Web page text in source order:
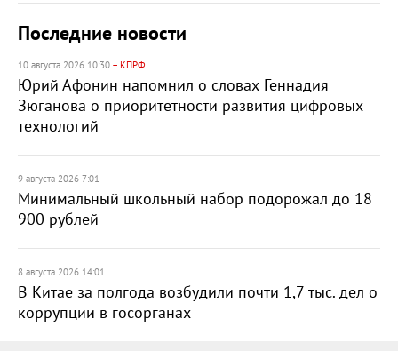
Последние новости
10 августа 2026 10:30 – КПРФ
Юрий Афонин напомнил о словах Геннадия
Зюганова о приоритетности развития цифровых
технологий
9 августа 2026 7:01
Минимальный школьный набор подорожал до 18
900 рублей
8 августа 2026 14:01
В Китае за полгода возбудили почти 1,7 тыс. дел о
коррупции в госорганах